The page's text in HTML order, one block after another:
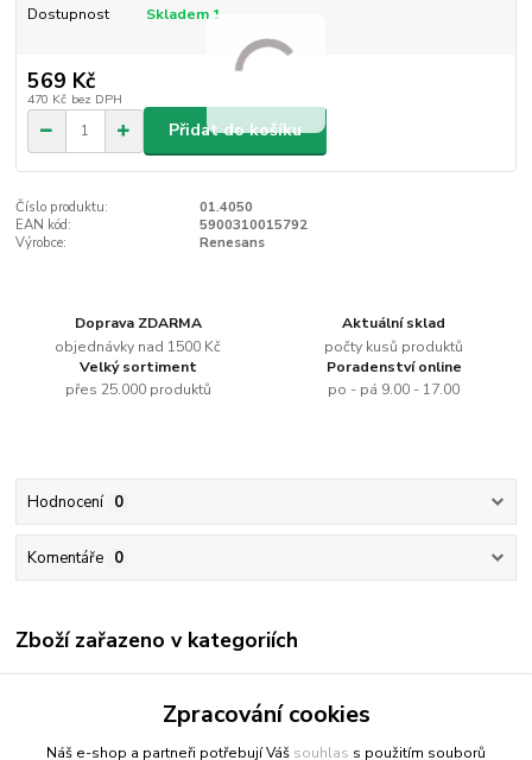
Dostupnost Skladem 1
569 Kč
470 Kč bez DPH
Přidat do košíku
Číslo produktu:
01.4050
EAN kód:
5900310015792
Výrobce:
Renesans
Doprava ZDARMA
objednávky nad 1500 Kč
Aktuální sklad
počty kusů produktů
Velký sortiment
přes 25.000 produktů
Poradenství online
po - pá 9.00 - 17.00
Hodnocení 0
Komentáře 0
Zboží zařazeno v kategoriích
Renesans
Olejové barvy jednotlivěZpracování cookies
Náš e-shop a partneři potřebují Váš souhlas s použitím souborů